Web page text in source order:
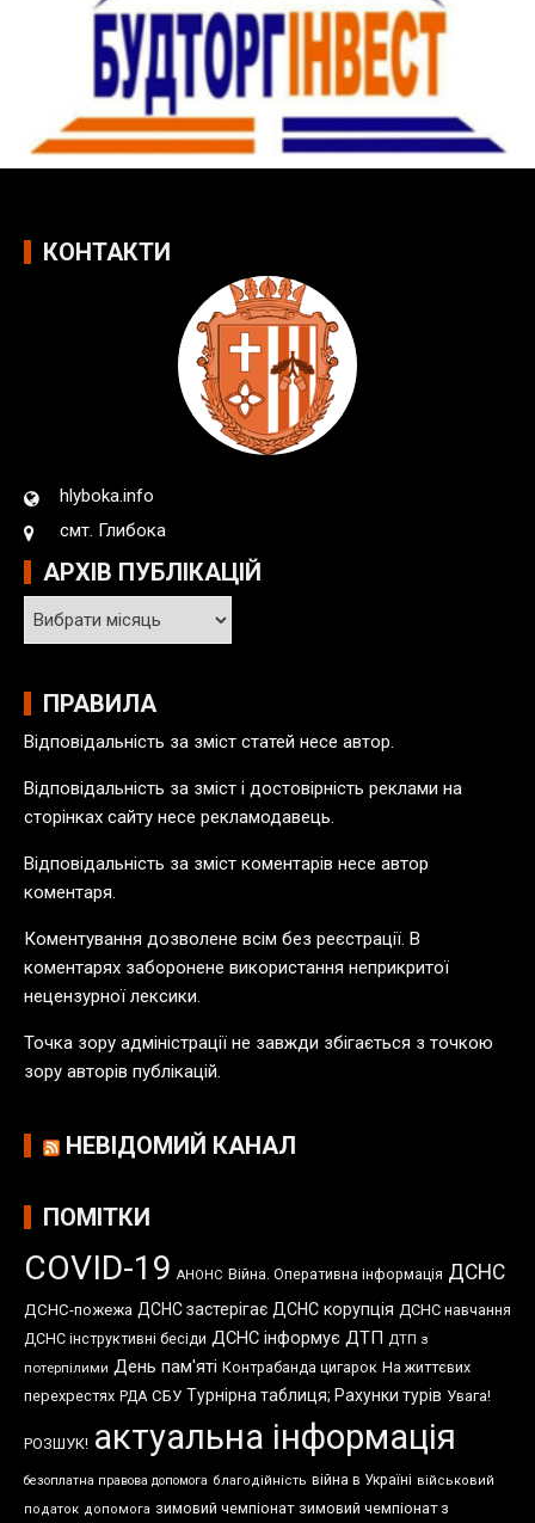
КОНТАКТИ
hlyboka.info
смт. Глибока
АРХІВ ПУБЛІКАЦІЙ
А
р
і
п
у
б
і
к
ПРАВИЛА
Відповідальність за зміст статей несе автор.
Відповідальність за зміст і достовірність реклами на
сторінках сайту несе рекламодавець.
Відповідальність за зміст коментарів несе автор
коментаря.
Коментування дозволене всім без реєстрації. В
коментарях заборонене використання неприкритої
нецензурної лексики.
Точка зору адміністрації не завжди збігається з точкою
зору авторів публікацій.
НЕВІДОМИЙ КАНАЛ
ПОМІТКИ
COVID-19 АНОНС Війна. Оперативна інформація ДСНС
ДСНС-пожежа ДСНС застерігає ДСНС корупція ДСНС навчання
ДСНС інструктивні бесіди ДСНС інформує ДТП ДТП з
потерпілими День пам'яті Контрабанда цигарок На життєвих
перехрестях РДА СБУ Турнірна таблиця; Рахунки турів Увага!
РОЗШУК! актуальна інформація
безоплатна правова допомога благодійність війна в Україні військовий
податок допомога зимовий чемпіонат зимовий чемпіонат з